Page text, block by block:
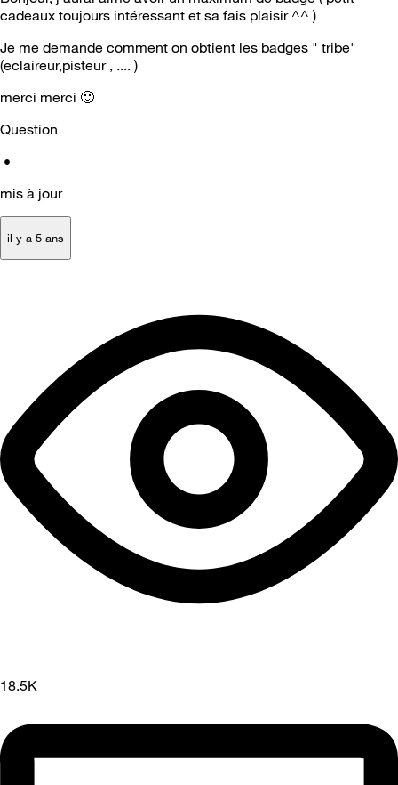
cadeaux toujours intéressant et sa fais plaisir ^^ )
Je me demande comment on obtient les badges " tribe"
(eclaireur,pisteur , .... )
merci merci 🙂
Question
•
mis à jour
il y a 5 ans
18.5K